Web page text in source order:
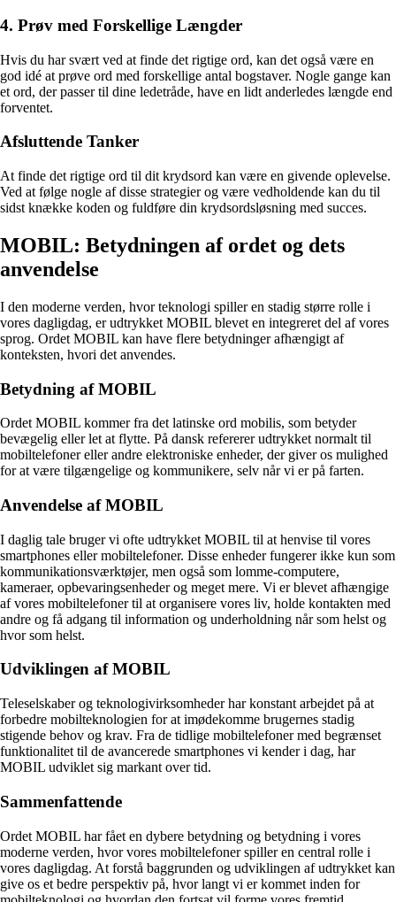
4. Prøv med Forskellige Længder
Hvis du har svært ved at finde det rigtige ord, kan det også være en
god idé at prøve ord med forskellige antal bogstaver. Nogle gange kan
et ord, der passer til dine ledetråde, have en lidt anderledes længde end
forventet.
Afsluttende Tanker
At finde det rigtige ord til dit krydsord kan være en givende oplevelse.
Ved at følge nogle af disse strategier og være vedholdende kan du til
sidst knække koden og fuldføre din krydsordsløsning med succes.
MOBIL: Betydningen af ordet og dets
anvendelse
I den moderne verden, hvor teknologi spiller en stadig større rolle i
vores dagligdag, er udtrykket MOBIL blevet en integreret del af vores
sprog. Ordet MOBIL kan have flere betydninger afhængigt af
konteksten, hvori det anvendes.
Betydning af MOBIL
Ordet MOBIL kommer fra det latinske ord mobilis, som betyder
bevægelig eller let at flytte. På dansk refererer udtrykket normalt til
mobiltelefoner eller andre elektroniske enheder, der giver os mulighed
for at være tilgængelige og kommunikere, selv når vi er på farten.
Anvendelse af MOBIL
I daglig tale bruger vi ofte udtrykket MOBIL til at henvise til vores
smartphones eller mobiltelefoner. Disse enheder fungerer ikke kun som
kommunikationsværktøjer, men også som lomme-computere,
kameraer, opbevaringsenheder og meget mere. Vi er blevet afhængige
af vores mobiltelefoner til at organisere vores liv, holde kontakten med
andre og få adgang til information og underholdning når som helst og
hvor som helst.
Udviklingen af MOBIL
Teleselskaber og teknologivirksomheder har konstant arbejdet på at
forbedre mobilteknologien for at imødekomme brugernes stadig
stigende behov og krav. Fra de tidlige mobiltelefoner med begrænset
funktionalitet til de avancerede smartphones vi kender i dag, har
MOBIL udviklet sig markant over tid.
Sammenfattende
Ordet MOBIL har fået en dybere betydning og betydning i vores
moderne verden, hvor vores mobiltelefoner spiller en central rolle i
vores dagligdag. At forstå baggrunden og udviklingen af udtrykket kan
give os et bedre perspektiv på, hvor langt vi er kommet inden for